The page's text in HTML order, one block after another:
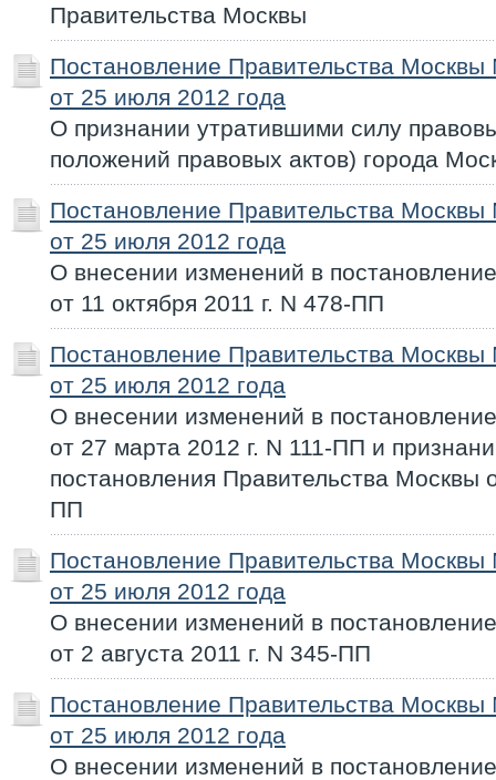
Правительства Москвы
Постановление Правительства
от 25 июля 2012 года
О признании утратившими силу
положений правовых актов) города
Постановление Правительства
от 25 июля 2012 года
О внесении изменений в
от 11 октября 2011 г. N 478-ПП
Постановление Правительства
от 25 июля 2012 года
О внесении изменений в
от 27 марта 2012 г. N 111-ПП и
постановления Правительства Москвы
ПП
Постановление Правительства
от 25 июля 2012 года
О внесении изменений в
от 2 августа 2011 г. N 345-ПП
Постановление Правительства
от 25 июля 2012 года
О внесении изменений в